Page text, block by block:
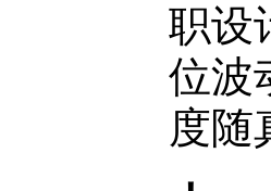
职设
位波
度随